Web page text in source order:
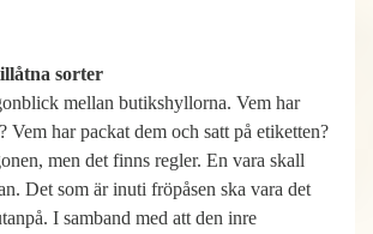
sorter
mellan butikshyllorna. Vem har
Vem har packat dem och satt på etiketten?
men det finns regler. En vara skall
Det som är inuti fröpåsen ska vara det
I samband med att den inre